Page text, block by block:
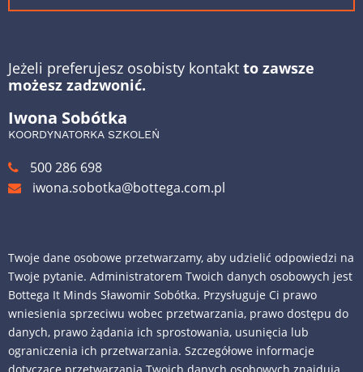
Jeżeli preferujesz osobisty kontakt to zawsze
możesz zadzwonić.
Iwona Sobótka
KOORDYNATORKA SZKOLEŃ
500 286 698
iwona.sobotka@bottega.com.pl
Twoje dane osobowe przetwarzamy, aby udzielić odpowiedzi na
Twoje pytanie. Administratorem Twoich danych osobowych jest
Bottega It Minds Sławomir Sobótka. Przysługuje Ci prawo
wniesienia sprzeciwu wobec przetwarzania, prawo dostępu do
danych, prawo żądania ich sprostowania, usunięcia lub
ograniczenia ich przetwarzania. Szczegółowe informacje